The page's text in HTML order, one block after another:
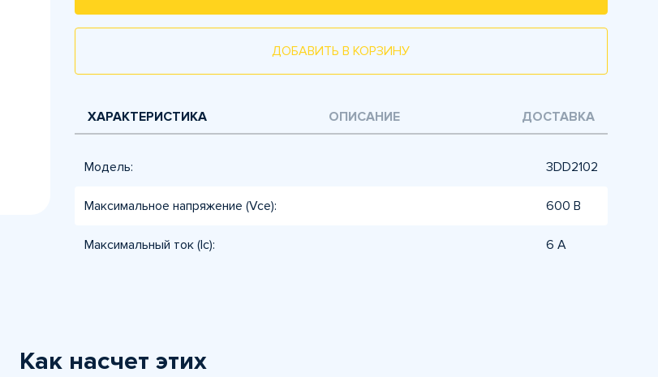
ДОБАВИТЬ В КОРЗИНУ
ХАРАКТЕРИСТИКА ОПИСАНИЕ ДОСТАВКА
Модель: 3DD2102
Максимальное напряжение (Vce): 600 В
Максимальный ток (Ic): 6 А
Как насчет этих